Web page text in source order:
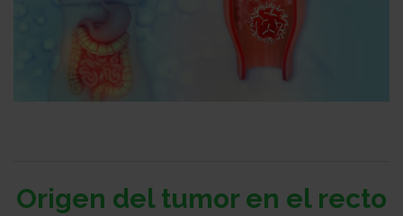
nosotros
Observatorio
Apoyo
Origen del tumor en el recto